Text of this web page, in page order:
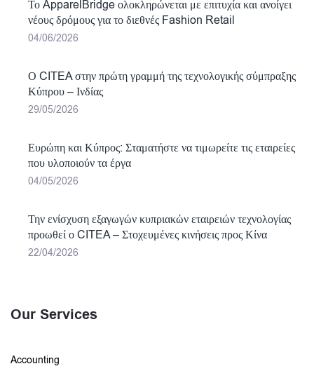
Το ApparelBridge ολοκληρώνεται με επιτυχία και ανοίγει
νέους δρόμους για το διεθνές Fashion Retail
04/06/2026
Ο CITEA στην πρώτη γραμμή της τεχνολογικής σύμπραξης
Κύπρου – Ινδίας
29/05/2026
Ευρώπη και Κύπρος: Σταματήστε να τιμωρείτε τις εταιρείες
που υλοποιούν τα έργα
04/05/2026
Την ενίσχυση εξαγωγών κυπριακών εταιρειών τεχνολογίας
προωθεί ο CITEA – Στοχευμένες κινήσεις προς Κίνα
22/04/2026
Our Services
Accounting